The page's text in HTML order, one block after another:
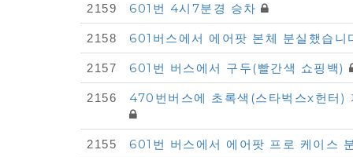
동
차
-
실
물
찾
2159 601번 4시7분경 승차
2158 601버스에서 에어팟 본체 분실했습니
2157 601번 버스에서 구두(빨간색 쇼핑백)
2156 470번버스에 초록색(스타벅스x헌터)
2155 601번 버스에서 에어팟 프로 케이스